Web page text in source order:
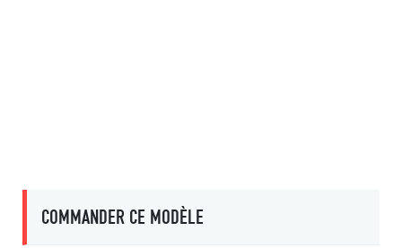
COMMANDER CE MODÈLE